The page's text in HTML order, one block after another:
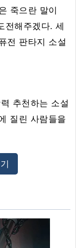
죽으란 말이
전해주겠다. 세
전 판타지 소설
추천하는 소설
질린 사람들을